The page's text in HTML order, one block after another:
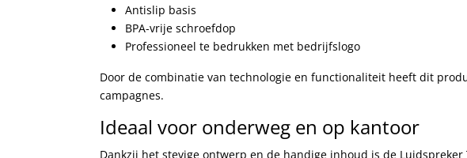
Antislip basis
BPA-vrije schroefdop
Professioneel te bedrukken met bedrijfslogo
Door de combinatie van technologie en functionaliteit heeft dit
campagnes.
Ideaal voor onderweg en op kantoor
Dankzij het stevige ontwerp en de handige inhoud is de